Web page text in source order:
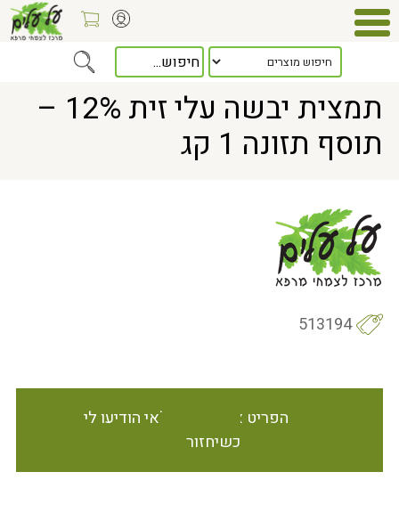
> תמצית יבשה עלי זית 12% – תוסף תזונה 1 קג
תמצית יבשה עלי זית 12% –
תוסף תזונה 1 קג
513194
הפריט אינו זמין במלאי הודיעו לי
כשיחזור